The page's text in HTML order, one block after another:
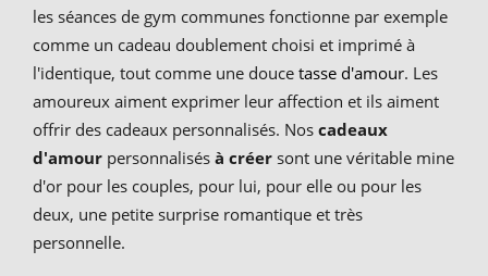
les séances de gym communes fonctionne par exemple
comme un cadeau doublement choisi et imprimé à
l'identique, tout comme une douce tasse d'amour. Les
amoureux aiment exprimer leur affection et ils aiment
offrir des cadeaux personnalisés. Nos cadeaux
d'amour personnalisés à créer sont une véritable mine
d'or pour les couples, pour lui, pour elle ou pour les
deux, une petite surprise romantique et très
personnelle.